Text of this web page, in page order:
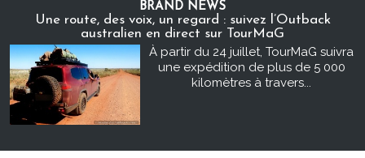
BRAND NEWS
Une route, des voix, un regard : suivez l’Outback
australien en direct sur TourMaG
À partir du 24 juillet, TourMaG suivra
une expédition de plus de 5 000
kilomètres à travers...